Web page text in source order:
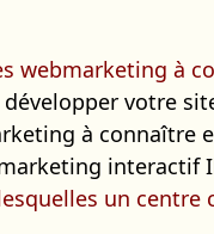
webmarketing à
votre
à connaître
interactif
un centre